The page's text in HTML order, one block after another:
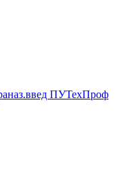
ПУТехПроф